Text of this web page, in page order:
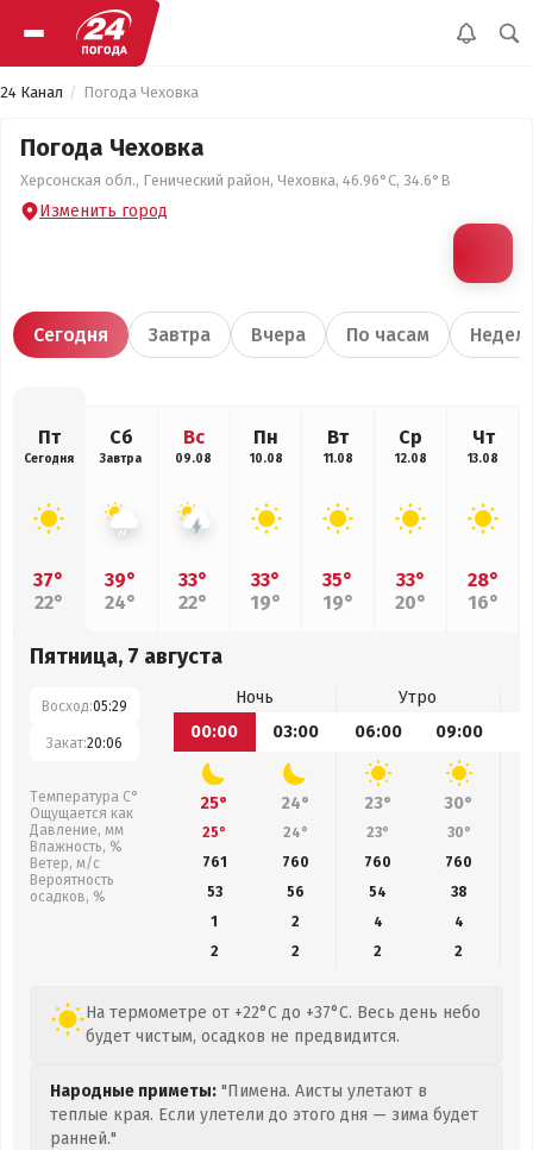
24 Канал Погода Чеховка
Погода Чеховка
Херсонская обл., Генический район, Чеховка, 46.96°С, 34.6°В
Изменить город
Сегодня Завтра Вчера По часам
Пт
Сегодня
37°
22°
Сб
Завтра
39°
24°
Вс
09.08
33°
22°
Пн
10.08
33°
19°
Вт
11.08
35°
19°
Ср
12.08
33°
20°
Чт
13.08
28°
16°
Пятница, 7 августа
Восход:05:29
Закат:20:06
Температура С°
Ощущается как
Давление, мм
Влажность, %
Ветер, м/с
Вероятность
осадков, %
Ночь
Утро
00:00
03:00 06:00 09:00
25° 24° 23° 30°
25° 24° 23° 30°
761
760 760 760
53
56 54 38
1
2 4
4
2
2 2 2
На термометре от +22°C до +37°C. Весь день небо
будет чистым, осадков не предвидится.
Народные приметы: "Пимена. Аисты улетают в
теплые края. Если улетели до этого дня — зима будет
ранней."